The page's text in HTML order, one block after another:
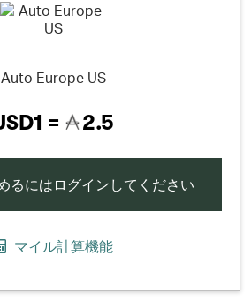
Auto Europe US
= 2.5
るにはログインしてください
マイル計算機能